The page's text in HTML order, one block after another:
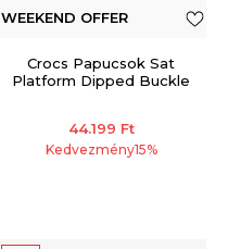
WEEKEND OFFER
Crocs Papucsok Sat
Platform Dipped Buckle
44.199 Ft
Kedvezmény15%